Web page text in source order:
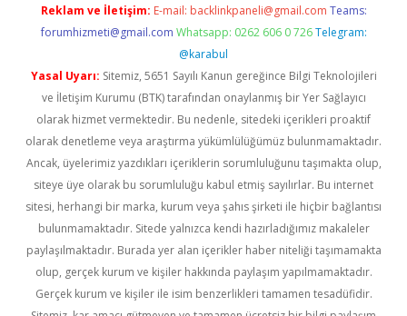
Reklam ve İletişim: E-mail: backlinkpaneli@gmail.com Teams:
forumhizmeti@gmail.com Whatsapp: 0262 606 0 726 Telegram:
@karabul
Yasal Uyarı: Sitemiz, 5651 Sayılı Kanun gereğince Bilgi Teknolojileri
ve İletişim Kurumu (BTK) tarafından onaylanmış bir Yer Sağlayıcı
olarak hizmet vermektedir. Bu nedenle, sitedeki içerikleri proaktif
olarak denetleme veya araştırma yükümlülüğümüz bulunmamaktadır.
Ancak, üyelerimiz yazdıkları içeriklerin sorumluluğunu taşımakta olup,
siteye üye olarak bu sorumluluğu kabul etmiş sayılırlar. Bu internet
sitesi, herhangi bir marka, kurum veya şahıs şirketi ile hiçbir bağlantısı
bulunmamaktadır. Sitede yalnızca kendi hazırladığımız makaleler
paylaşılmaktadır. Burada yer alan içerikler haber niteliği taşımamakta
olup, gerçek kurum ve kişiler hakkında paylaşım yapılmamaktadır.
Gerçek kurum ve kişiler ile isim benzerlikleri tamamen tesadüfidir.